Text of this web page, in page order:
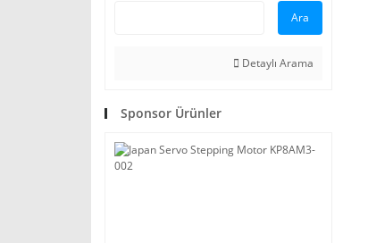
Ara
Detaylı Arama
Sponsor Ürünler